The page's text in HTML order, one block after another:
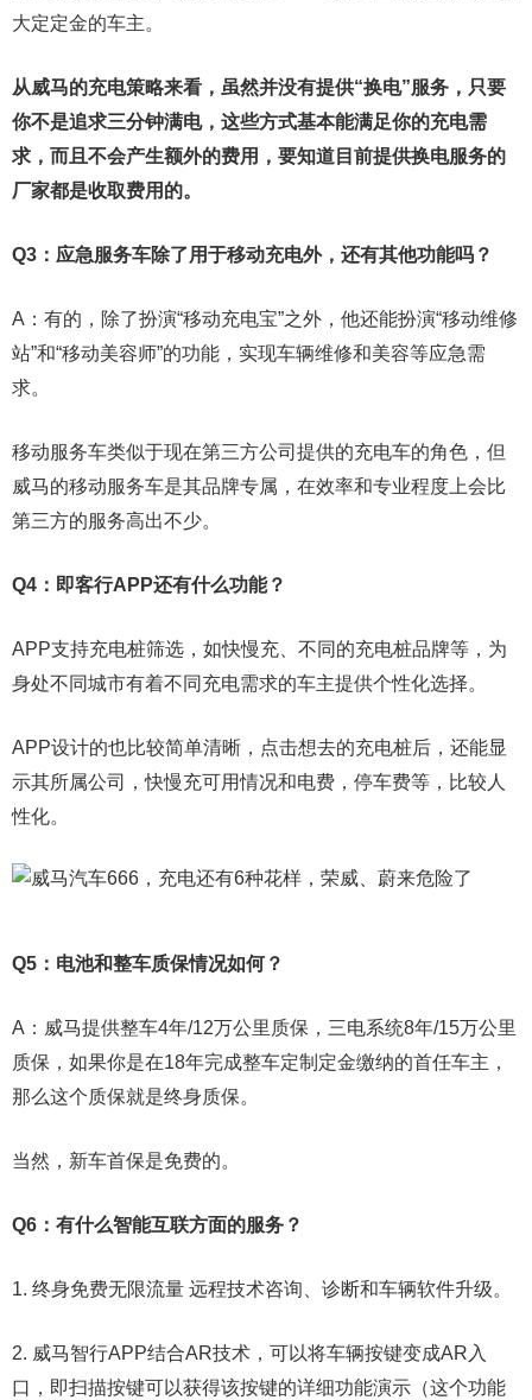
大定定金的车主。
从威马的充电策略来看，虽然并没有提供“换电”服务，只要
你不是追求三分钟满电，这些方式基本能满足你的充电需
求，而且不会产生额外的费用，要知道目前提供换电服务的
厂家都是收取费用的。
Q3：应急服务车除了用于移动充电外，还有其他功能吗？
A：有的，除了扮演“移动充电宝”之外，他还能扮演“移动维修
站”和“移动美容师”的功能，实现车辆维修和美容等应急需
求。
移动服务车类似于现在第三方公司提供的充电车的角色，但
威马的移动服务车是其品牌专属，在效率和专业程度上会比
第三方的服务高出不少。
Q4：即客行APP还有什么功能？
APP支持充电桩筛选，如快慢充、不同的充电桩品牌等，为
身处不同城市有着不同充电需求的车主提供个性化选择。
APP设计的也比较简单清晰，点击想去的充电桩后，还能显
示其所属公司，快慢充可用情况和电费，停车费等，比较人
性化。
Q5：电池和整车质保情况如何？
A：威马提供整车4年/12万公里质保，三电系统8年/15万公里
质保，如果你是在18年完成整车定制定金缴纳的首任车主，
那么这个质保就是终身质保。
当然，新车首保是免费的。
Q6：有什么智能互联方面的服务？
1. 终身免费无限流量 远程技术咨询、诊断和车辆软件升级。
2. 威马智行APP结合AR技术，可以将车辆按键变成AR入
口，即扫描按键可以获得该按键的详细功能演示（这个功能